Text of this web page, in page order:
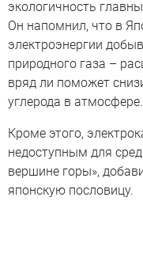
экологичность
Он напомнил, что в
электроэнергии
природного газа –
вряд ли поможет
углерода в атмосфере.
Кроме этого,
недоступным для
вершине горы»,
японскую пословицу.